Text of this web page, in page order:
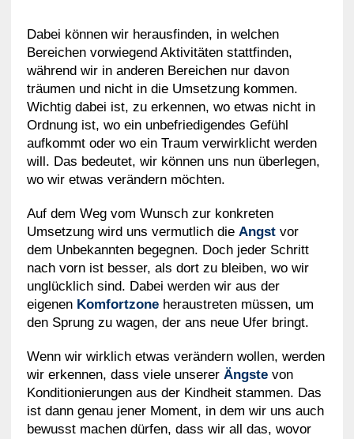
Dabei können wir herausfinden, in welchen
Bereichen vorwiegend Aktivitäten stattfinden,
während wir in anderen Bereichen nur davon
träumen und nicht in die Umsetzung kommen.
Wichtig dabei ist, zu erkennen, wo etwas nicht in
Ordnung ist, wo ein unbefriedigendes Gefühl
aufkommt oder wo ein Traum verwirklicht werden
will. Das bedeutet, wir können uns nun überlegen,
wo wir etwas verändern möchten.
Auf dem Weg vom Wunsch zur konkreten
Umsetzung wird uns vermutlich die Angstvor
dem Unbekannten begegnen. Doch jeder Schritt
nach vorn ist besser, als dort zu bleiben, wo wir
unglücklich sind. Dabei werden wir aus der
eigenen Komfortzoneheraustreten müssen, um
den Sprung zu wagen, der ans neue Ufer bringt.
Wenn wir wirklich etwas verändern wollen, werden
wir erkennen, dass viele unserer Ängstevon
Konditionierungen aus der Kindheit stammen. Das
ist dann genau jener Moment, in dem wir uns auch
bewusst machen dürfen, dass wir all das, wovor